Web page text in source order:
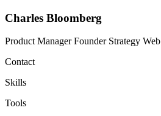
Charles Bloomberg
Product Manager Founder Strategy Web
Contact
Skills
Tools